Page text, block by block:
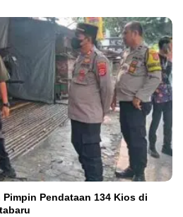
Pendataan 134 Kios di